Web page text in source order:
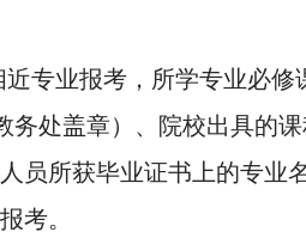
专业报考，所学专业必
处盖章）、院校出具的
所获毕业证书上的专业
考。